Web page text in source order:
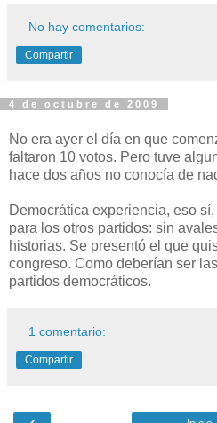
No hay comentarios:
Compartir
4 de octubre de 2009
No era ayer el día en que
faltaron 10 votos. Pero tuve
hace dos años no conocía de
Democrática experiencia, eso
para los otros partidos: sin
historias. Se presentó el que
congreso. Como deberían ser
partidos democráticos.
1 comentario:
Compartir